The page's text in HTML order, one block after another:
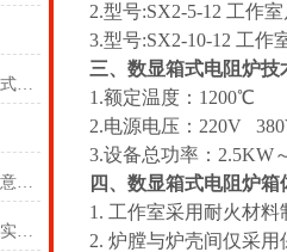
正确的维护与操作方法可延长箱式电阻炉使用寿命
奥科箱式电阻炉的日常维护及注意事项
箱式电阻炉安全技术操作规程及实验步骤
2.型号:SX2-5-12 工作
3.型号:SX2-10-12 工作
三、 数显箱式电阻炉技
1.额定温度：1200℃
2.电源电压：220V
3.设备总功率：2.5KW
四、 数显箱式电阻炉箱
1. 工作室采用耐火材
2. 炉膛与炉壳间仅采